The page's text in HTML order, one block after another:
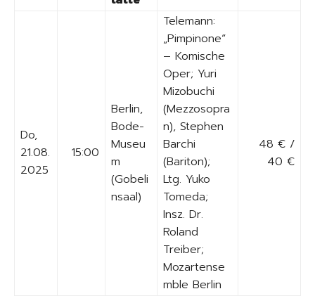
Do,
21.08.
2025
15:00
Berlin,
Bode-
Museu
m
(Gobeli
nsaal)
Telemann:
„Pimpinone“
– Komische
Oper; Yuri
Mizobuchi
(Mezzosopra
n), Stephen
Barchi
(Bariton);
Ltg. Yuko
Tomeda;
Insz. Dr.
Roland
Treiber;
Mozartense
mble Berlin
48 € /
40 €